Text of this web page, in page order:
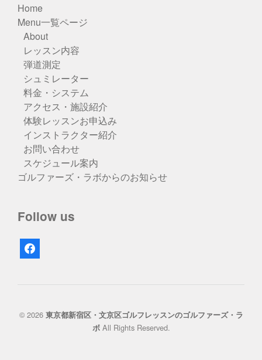
Home
Menu一覧ページ
About
レッスン内容
弾道測定
シュミレーター
料金・システム
アクセス・施設紹介
体験レッスンお申込み
インストラクター紹介
お問い合わせ
スケジュール案内
ゴルファーズ・ラボからのお知らせ
Follow us
facebook
© 2026 東京都新宿区・文京区ゴルフレッスンのゴルファーズ・ラ
ボAll Rights Reserved.